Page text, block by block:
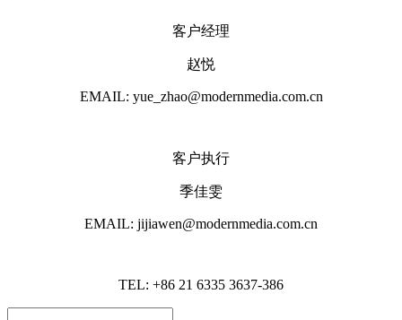
客户经理
赵悦
EMAIL: yue_zhao@modernmedia.com.cn
客户执行
季佳雯
EMAIL: jijiawen@modernmedia.com.cn
TEL: +86 21 6335 3637-386